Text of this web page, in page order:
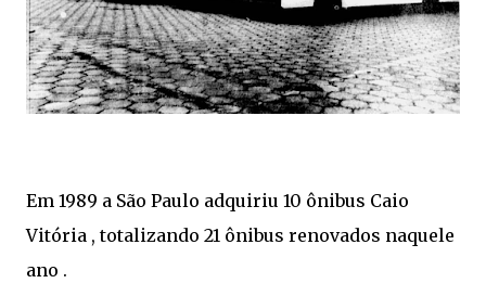
Em 1989 a São Paulo adquiriu 10 ônibus Caio
Vitória , totalizando 21 ônibus renovados naquele
ano .